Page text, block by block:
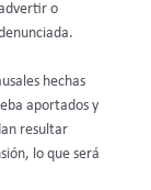
o
hechas
aportados y
resultar
lo que será